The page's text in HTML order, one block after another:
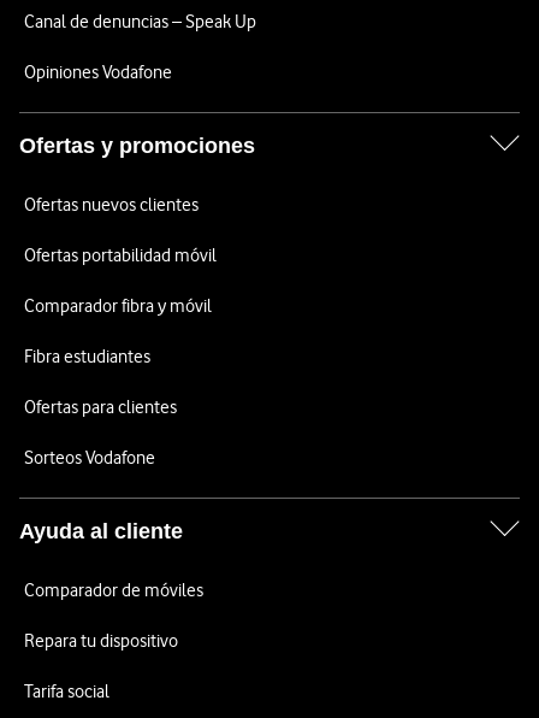
Canal de denuncias – Speak Up
Opiniones Vodafone
Ofertas y promociones
Ofertas nuevos clientes
Ofertas portabilidad móvil
Comparador fibra y móvil
Fibra estudiantes
Ofertas para clientes
Sorteos Vodafone
Ayuda al cliente
Comparador de móviles
Repara tu dispositivo
Tarifa social